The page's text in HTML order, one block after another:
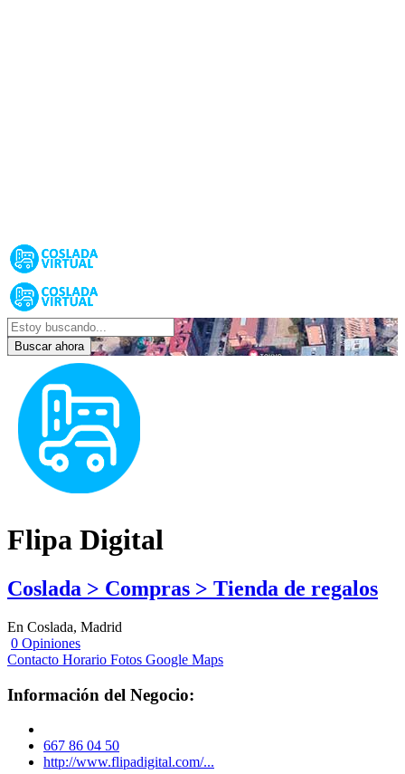
Buscar ahora
Flipa Digital
Coslada > Compras > Tienda de regalos
En Coslada, Madrid
0 Opiniones
Contacto Horario Fotos Google Maps
Información del Negocio:
667 86 04 50
http://www.flipadigital.com/...